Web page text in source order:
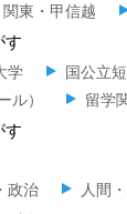
関東・甲信越
す
学 国公立
ル）
留学
す
政治 人間